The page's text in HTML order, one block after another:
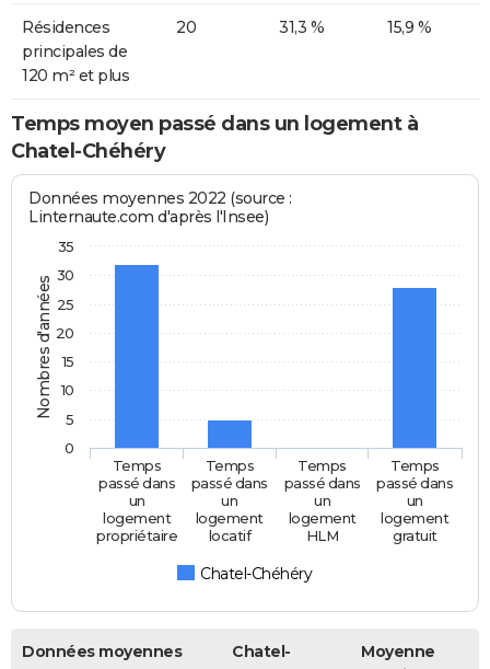
Résidences
principales de
120 m² et plus
20 31,3 % 15,9 %
Temps moyen passé dans un logement à
Chatel-Chéhéry
Nombres d'années
Données moyennes 2022 (source :
Linternaute.com d'après l'Insee)
Chatel-Chéhéry
Temps
passé dans
un
logement
propriétaire
Temps
passé dans
un
logement
locatif
Temps
passé dans
un
logement
HLM
Temps
passé dans
un
logement
gratuit
0
5
10
15
20
25
30
35
Données moyennes
Chatel-
Moyenne